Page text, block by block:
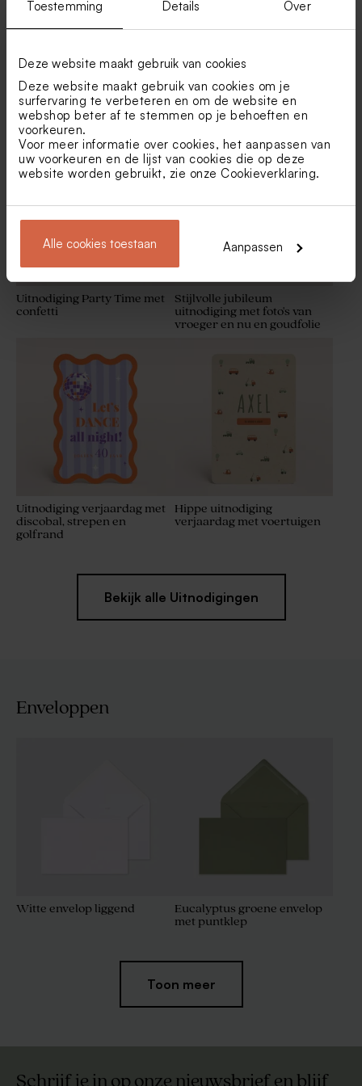
Toestemming Details Over
Deze website maakt gebruik van cookies
Deze website maakt gebruik van cookies om je
surfervaring te verbeteren en om de website en
webshop beter af te stemmen op je behoeften en
voorkeuren.
Voor meer informatie over cookies, het aanpassen van
uw voorkeuren en de lijst van cookies die op deze
website worden gebruikt, zie onze Cookieverklaring.
Alle cookies toestaan Aanpassen
Glazen potjes met groen
badzout
Green Cloud zeepjes - Thé
Droogbloemen | Lagurus ice
Zakje wafelstof groen
Feestuitnodiging met
strepen, foto en
scheurstrookje
Verhuiskaart mini
verhuisdoosje
Uitnodiging Party Time met
confetti
Stijlvolle jubileum
uitnodiging met foto's van
vroeger en nu en goudfolie
Uitnodiging verjaardag met
discobal, strepen en
golfrand
Hippe uitnodiging
verjaardag met voertuigen
Bekijk alle Uitnodigingen
Enveloppen
Witte envelop liggend
Eucalyptus groene envelop
met puntklep
Toon meer
Schrijf je in op onze nieuwsbrief en blijf